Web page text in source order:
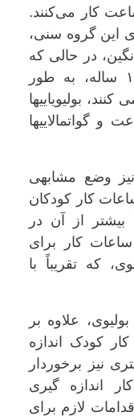
بین ۱۰ تا ۲۹ ساعت کار می‌کنند.
درصد برای این گروه سنی،
در حالی که
کار کستاریکایی ۵ تا ۱۱ ساله، به طور
بولیویاییها
سال) ۲۰.۳ ساعت و گواتمالاییها
وضع مشابهی
کار کودکان
از آن در
کار برای
که تقریباً با
علاوه بر
کودک اندازه
برخوردار
گیری
لازم برای